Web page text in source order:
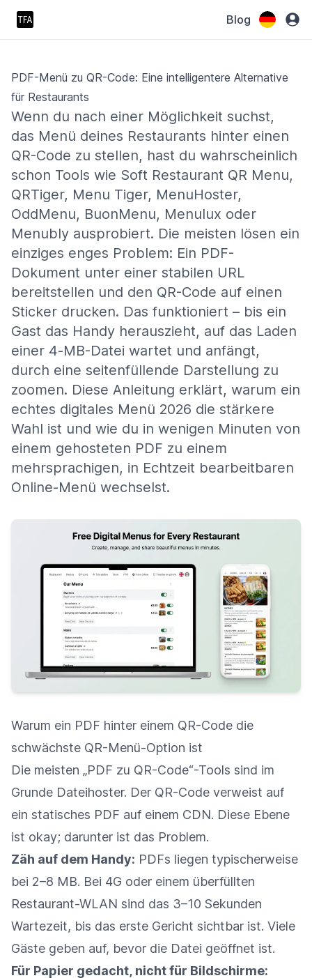
Blog
PDF-Menü zu QR-Code: Eine intelligentere Alternative
für Restaurants
Wenn du nach einer Möglichkeit suchst,
das Menü deines Restaurants hinter einen
QR-Code zu stellen, hast du wahrscheinlich
schon Tools wie Soft Restaurant QR Menu,
QRTiger, Menu Tiger, MenuHoster,
OddMenu, BuonMenu, Menulux oder
Menubly ausprobiert. Die meisten lösen ein
einziges enges Problem: Ein PDF-
Dokument unter einer stabilen URL
bereitstellen und den QR-Code auf einen
Sticker drucken. Das funktioniert – bis ein
Gast das Handy herauszieht, auf das Laden
einer 4‑MB-Datei wartet und anfängt,
durch eine seitenfüllende Darstellung zu
zoomen. Diese Anleitung erklärt, warum ein
echtes digitales Menü 2026 die stärkere
Wahl ist und wie du in wenigen Minuten von
einem gehosteten PDF zu einem
mehrsprachigen, in Echtzeit bearbeitbaren
Online-Menü wechselst.
Warum ein PDF hinter einem QR-Code die
schwächste QR-Menü-Option ist
Die meisten „PDF zu QR-Code“-Tools sind im
Grunde Dateihoster. Der QR-Code verweist auf
ein statisches PDF auf einem CDN. Diese Ebene
ist okay; darunter ist das Problem.
Zäh auf dem Handy: PDFs liegen typischerweise
bei 2–8 MB. Bei 4G oder einem überfüllten
Restaurant-WLAN sind das 3–10 Sekunden
Wartezeit, bis das erste Gericht sichtbar ist. Viele
Gäste geben auf, bevor die Datei geöffnet ist.
Für Papier gedacht, nicht für Bildschirme: